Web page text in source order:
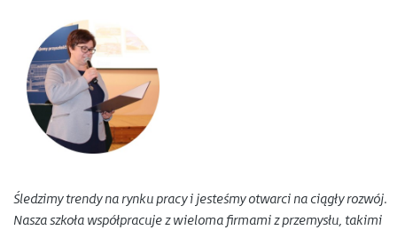
Śledzimy trendy na rynku pracy i jesteśmy otwarci na ciągły rozwój.
Nasza szkoła współpracuje z wieloma firmami z przemysłu, takimi